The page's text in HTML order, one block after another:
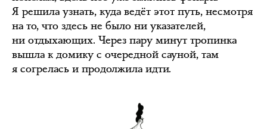
Я решила узнать, куда ведёт этот путь, несмотря
на то, что здесь не было ни указателей,
ни отдыхающих. Через пару минут тропинка
вышла к домику с очередной сауной, там
я согрелась и продолжила идти.